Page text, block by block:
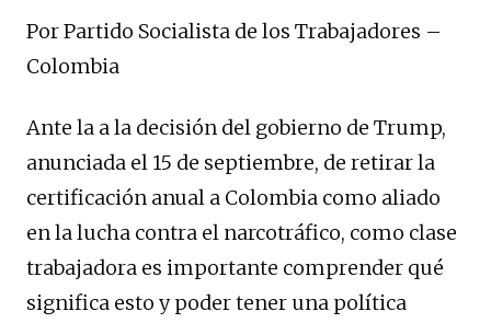
Por Partido Socialista de los Trabajadores –
Colombia
Ante la a la decisión del gobierno de Trump,
anunciada el 15 de septiembre, de retirar la
certificación anual a Colombia como aliado
en la lucha contra el narcotráfico, como clase
trabajadora es importante comprender qué
significa esto y poder tener una política